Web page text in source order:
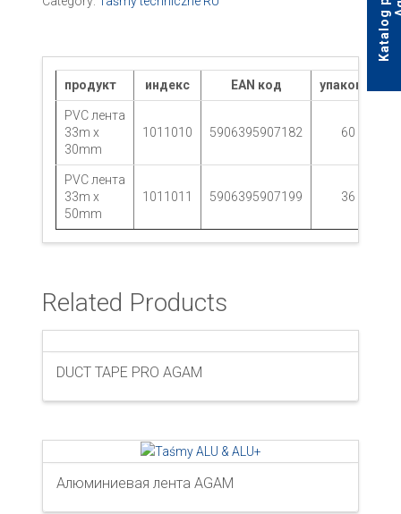
продукт индекс EAN код yпаковка
PVC лента
33m x
30mm
1011010 5906395907182 60
PVC лента
33m x
50mm
1011011 5906395907199 36
Related Products
DUCT TAPE PRO AGAM
Алюминиевая лента AGAM